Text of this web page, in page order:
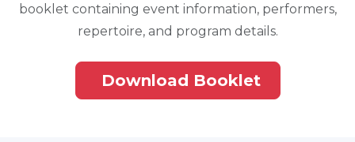
booklet containing event information, performers,
repertoire, and program details.
Download Booklet